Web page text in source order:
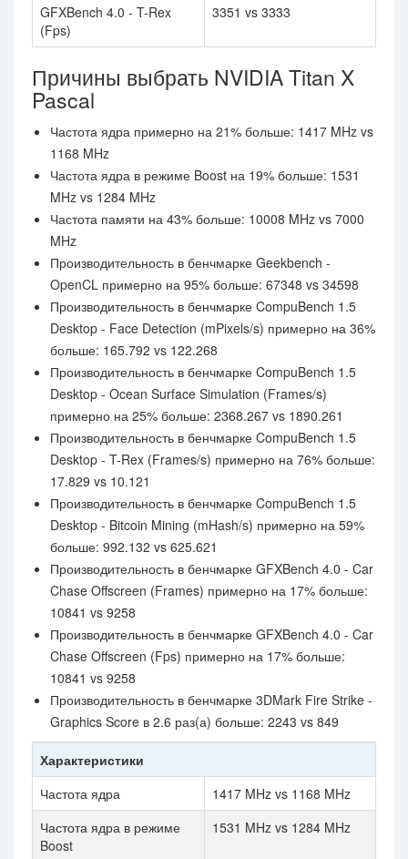
GFXBench 4.0 - T-Rex
(Fps)
3351 vs 3333
Причины выбрать NVIDIA Titan X
Pascal
Частота ядра примерно на 21% больше: 1417 MHz vs
1168 MHz
Частота ядра в режиме Boost на 19% больше: 1531
MHz vs 1284 MHz
Частота памяти на 43% больше: 10008 MHz vs 7000
MHz
Производительность в бенчмарке Geekbench -
OpenCL примерно на 95% больше: 67348 vs 34598
Производительность в бенчмарке CompuBench 1.5
Desktop - Face Detection (mPixels/s) примерно на 36%
больше: 165.792 vs 122.268
Производительность в бенчмарке CompuBench 1.5
Desktop - Ocean Surface Simulation (Frames/s)
примерно на 25% больше: 2368.267 vs 1890.261
Производительность в бенчмарке CompuBench 1.5
Desktop - T-Rex (Frames/s) примерно на 76% больше:
17.829 vs 10.121
Производительность в бенчмарке CompuBench 1.5
Desktop - Bitcoin Mining (mHash/s) примерно на 59%
больше: 992.132 vs 625.621
Производительность в бенчмарке GFXBench 4.0 - Car
Chase Offscreen (Frames) примерно на 17% больше:
10841 vs 9258
Производительность в бенчмарке GFXBench 4.0 - Car
Chase Offscreen (Fps) примерно на 17% больше:
10841 vs 9258
Производительность в бенчмарке 3DMark Fire Strike -
Graphics Score в 2.6 раз(а) больше: 2243 vs 849
Характеристики
Частота ядра
1417 MHz vs 1168 MHz
Частота ядра в режиме
Boost
1531 MHz vs 1284 MHz